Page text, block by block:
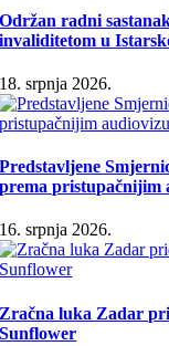
Održan radni
invaliditetom u
18. srpnja 2026.
Predstavljene
prema pristupačnijim
16. srpnja 2026.
Zračna luka Zadar
Sunflower